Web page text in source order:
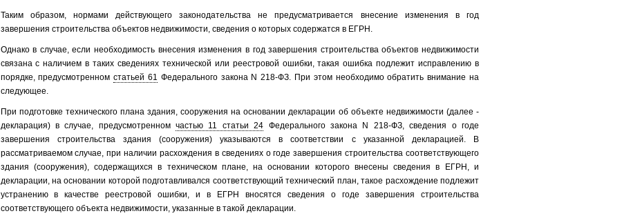
Таким образом, нормами действующего законодательства не предусматривается внесение изменения в год
завершения строительства объектов недвижимости, сведения о которых содержатся в ЕГРН.
Однако в случае, если необходимость внесения изменения в год завершения строительства объектов недвижимости
связана с наличием в таких сведениях технической или реестровой ошибки, такая ошибка подлежит исправлению в
порядке, предусмотренномстатьей 61 Федерального закона N 218-ФЗ. При этом необходимо обратить внимание на
следующее.
При подготовке технического плана здания, сооружения на основании декларации об объекте недвижимости (далее -
декларация) в случае, предусмотренномчастью 11 статьи 24 Федерального закона N 218-ФЗ, сведения о годе
завершения строительства здания (сооружения) указываются в соответствии с указанной декларацией. В
рассматриваемом случае, при наличии расхождения в сведениях о годе завершения строительства соответствующего
здания (сооружения), содержащихся в техническом плане, на основании которого внесены сведения в ЕГРН, и
декларации, на основании которой подготавливался соответствующий технический план, такое расхождение подлежит
устранению в качестве реестровой ошибки, и в ЕГРН вносятся сведения о годе завершения строительства
соответствующего объекта недвижимости, указанные в такой декларации.